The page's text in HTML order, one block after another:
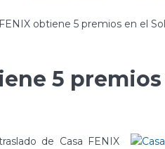
obtiene 5 premios en el
5
de Casa FENIX